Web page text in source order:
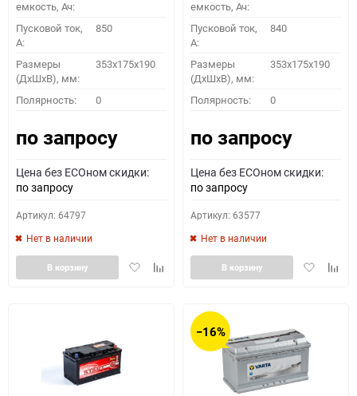
емкость, Ач:
Пусковой ток,
A:
850
Размеры
(ДхШхВ), мм:
353x175x190
Полярность: 0
по запросу
Цена без ECOном скидки:
по запросу
Артикул: 64797
Нет в наличии
ДобавитьДобавить
В корзину
емкость, Ач:
Пусковой ток,
A:
840
Размеры
(ДхШхВ), мм:
353x175x190
Полярность: 0
по запросу
Цена без ECOном скидки:
по запросу
Артикул: 63577
Нет в наличии
Добавить
В корзину
−16%